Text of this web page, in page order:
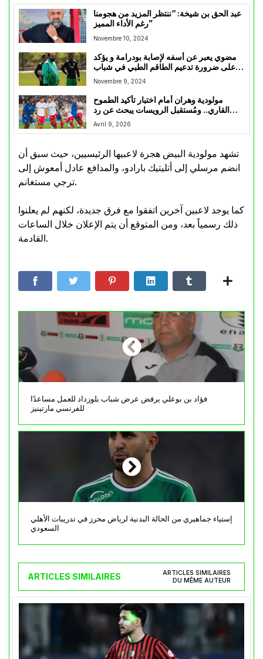
عبد الحق بن شيخة: “ننتظر المزيد من هجومنا
رغم الأداء المميز”
Novembre 10, 2024
مضوي يعبر عن أسفه لإصابة بودرامة و يؤكد
على ضرورة تدعيم الطاقم الطبي في شباب
قسنطينة
Novembre 9, 2024
مولودية وهران أمام اختبار تأكيد الطموح
القاري.. ومُستقبل الرويسات يبحث عن رد
الاعتبار
Avril 9, 2026
تشهد مولودية البيض هجرة لاعبيها الرئيسيين، حيث سبق أن
انضم مرسلي إلى أتليتيك بارادو، والمدافع عادل أمعوش إلى
ترجي مستغانم.
كما يوجد لاعبين آخرين اتفقوا مع فرق جديدة، لكنهم لم يعلنوا
ذلك رسمياً بعد، ومن المتوقع أن يتم الإعلان خلال الساعات
القادمة.
فؤاد بن بوعلي يرفض عرض شباب بلوزداد للعمل مساعدًا
للفرنسي مارتينيز
إستياء جماهيري من الحالة البدنية لرياض محرز في تدريبات الأهلي
السعودي
ARTICLES SIMILAIRES
ARTICLES SIMILAIRES
DU MÊME AUTEUR